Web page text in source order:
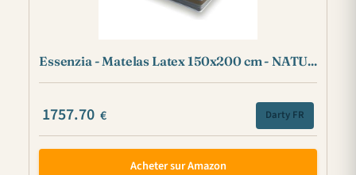
Essenzia - Matelas Latex 150x200 cm - NATU...
1757.70 € Darty FR
Acheter sur Amazon